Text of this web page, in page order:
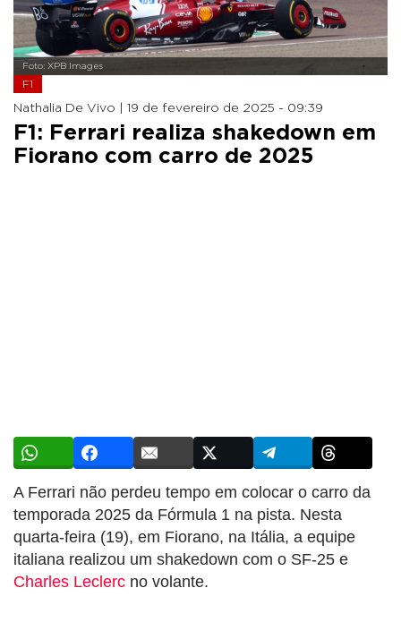
Foto: XPB Images
F1
Nathalia De Vivo | 19 de fevereiro de 2025 - 09:39
F1: Ferrari realiza shakedown em
Fiorano com carro de 2025
A Ferrari não perdeu tempo em colocar o carro da
temporada 2025 da Fórmula 1 na pista. Nesta
quarta-feira (19), em Fiorano, na Itália, a equipe
italiana realizou um shakedown com o SF-25 e
Charles Leclerc no volante.